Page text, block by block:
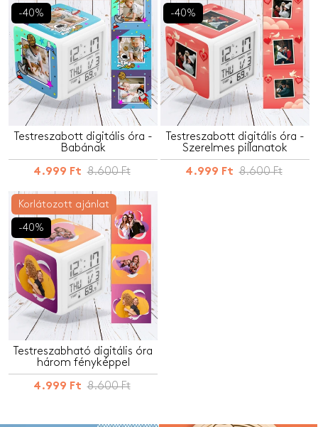
-40%
Testreszabott digitális óra -
Babának
4.999 Ft 8.600 Ft
-40%
Testreszabott digitális óra -
Szerelmes pillanatok
4.999 Ft 8.600 Ft
Korlátozott ajánlat
-40%
Testreszabható digitális óra
három fényképpel
4.999 Ft 8.600 Ft